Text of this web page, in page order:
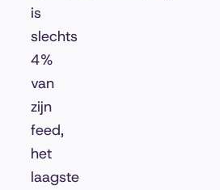
is
slechts
4%
van
zijn
feed,
het
laagste